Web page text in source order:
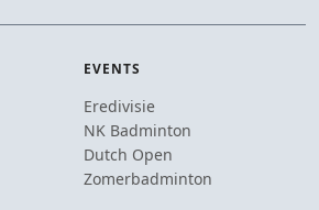
EVENTS
Eredivisie
NK Badminton
Dutch Open
Zomerbadminton